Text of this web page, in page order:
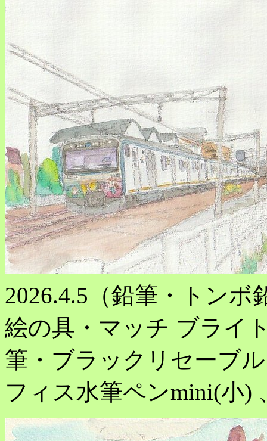
2026.4.5（鉛筆・トンボ
絵の具・マッチ ブライ
筆・ブラックリセーブ
フィス水筆ペンmini(小)